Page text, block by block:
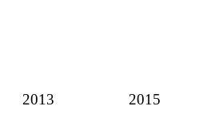
2013 2015